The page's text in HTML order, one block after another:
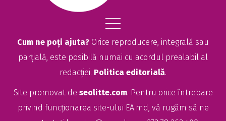
Cum ne poți ajuta? Orice reproducere, integrală sau
parțială, este posibilă numai cu acordul prealabil al
redacției. Politica editorială.
Site promovat de seolitte.com. Pentru orice întrebare
privind funcționarea site-ului EA.md, vă rugăm să ne